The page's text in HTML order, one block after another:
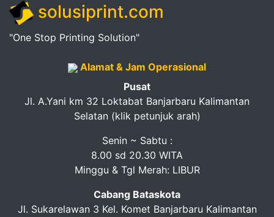
solusiprint.com
"One Stop Printing Solution"
Alamat & Jam Operasional
Pusat
Jl. A.Yani km 32 Loktabat Banjarbaru Kalimantan
Selatan (klik petunjuk arah)
Senin ~ Sabtu :
8.00 sd 20.30 WITA
Minggu & Tgl Merah: LIBUR
Cabang Bataskota
Jl. Sukarelawan 3 Kel. Komet Banjarbaru Kalimantan